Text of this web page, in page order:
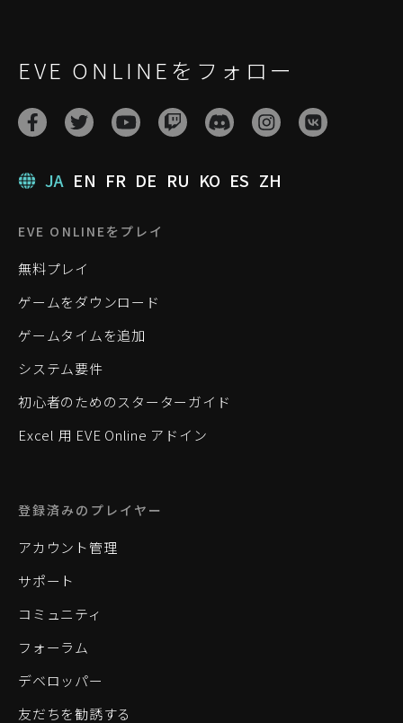
EVE ONLINEをフォロー
JA EN FR DE RU KO ES ZH
EVE ONLINEをプレイ
無料プレイ
ゲームをダウンロード
ゲームタイムを追加
システム要件
初心者のためのスターターガイド
Excel 用 EVE Online アドイン
登録済みのプレイヤー
アカウント管理
サポート
コミュニティ
フォーラム
デベロッパー
友だちを勧誘する